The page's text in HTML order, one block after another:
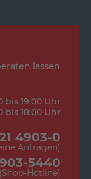
lassen
bis 19:00 Uhr
bis 18:00 Uhr
4903-0
Anfragen)
5440
(Shop-Hotline)